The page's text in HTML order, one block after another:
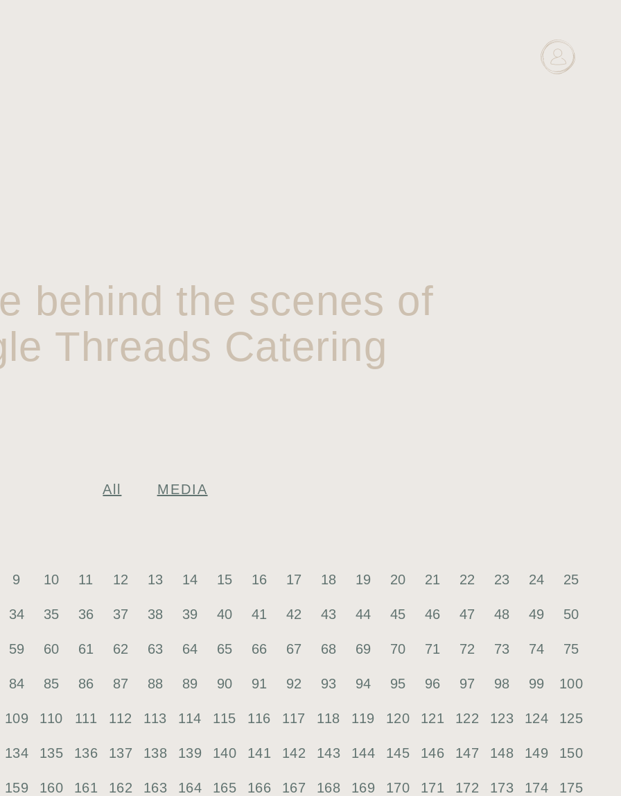
behind the scenes of
Threads Catering
All MEDIA
9 10 11 12 13 14 15 16 17 18 19 20 21 22 23 24 25
34 35 36 37 38 39 40 41 42 43 44 45 46 47 48 49 50
59 60 61 62 63 64 65 66 67 68 69 70 71 72 73 74 75
84 85 86 87 88 89 90 91 92 93 94 95 96 97 98 99 100
109 110 111 112 113 114 115 116 117 118 119 120 121 122 123 124 125
134 135 136 137 138 139 140 141 142 143 144 145 146 147 148 149 150
159 160 161 162 163 164 165 166 167 168 169 170 171 172 173 174 175